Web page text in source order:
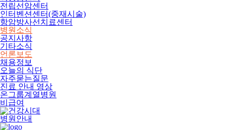
전립선암센터
인터벤션센터(중재시술)
항암방사선치료센터
병원소식
공지사항
기타소식
언론보도
채용정보
오늘의 식단
자주묻는질문
진료 안내 영상
온그룹계열병원
비급여
병원안내